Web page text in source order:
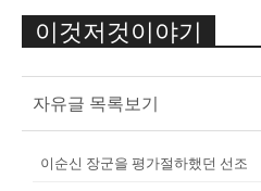
이것저것이야기
자유글 목록보기
이순신 장군을 평가절하했던 선조